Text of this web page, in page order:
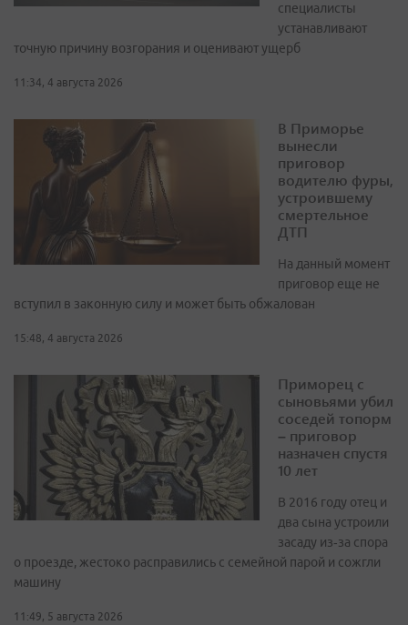
специалисты
устанавливают
точную причину возгорания и оценивают ущерб
11:34, 4 августа 2026
В Приморье
вынесли
приговор
водителю фуры,
устроившему
смертельное
ДТП
На данный момент
приговор еще не
вступил в законную силу и может быть обжалован
15:48, 4 августа 2026
Приморец с
сыновьями убил
соседей топорм
– приговор
назначен спустя
10 лет
В 2016 году отец и
два сына устроили
засаду из‑за спора
о проезде, жестоко расправились с семейной парой и сожгли
машину
11:49, 5 августа 2026